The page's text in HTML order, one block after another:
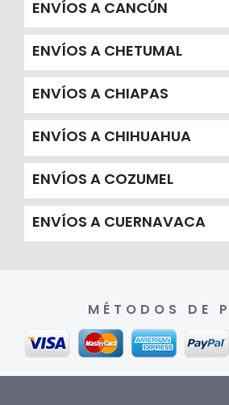
ENVÍOS A CANCÚN
ENVÍOS A CHETUMAL
ENVÍOS A CHIAPAS
ENVÍOS A CHIHUAHUA
ENVÍOS A COZUMEL
ENVÍOS A CUERNAVACA
MÉTODOS DE